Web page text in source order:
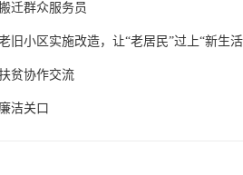
迁群众服务员
旧小区实施改造，让“老居民”过上“新生
贫协作交流
洁关口